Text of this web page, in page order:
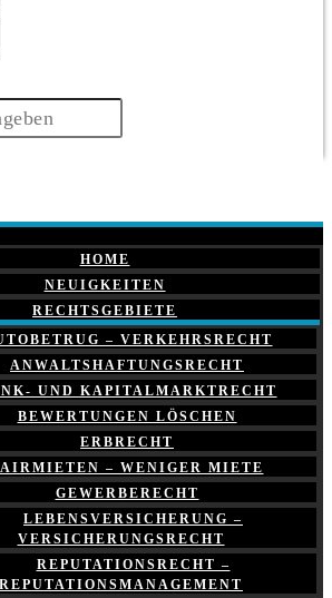
HOME
NEUIGKEITEN
RECHTSGEBIETE
– VERKEHRSRECHT
ANWALTSHAFTUNGSRECHT
UND KAPITALMARKTRECHT
BEWERTUNGEN LÖSCHEN
ERBRECHT
– WENIGER MIETE
GEWERBERECHT
LEBENSVERSICHERUNG –
VERSICHERUNGSRECHT
REPUTATIONSRECHT –
REPUTATIONSMANAGEMENT